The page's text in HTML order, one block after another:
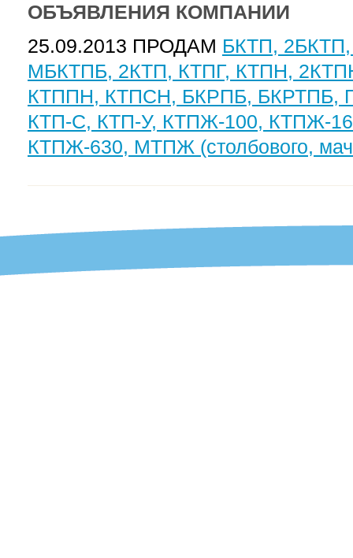
ОБЪЯВЛЕНИЯ КОМПАНИИ
25.09.2013 ПРОДАМ БКТП,
МБКТПБ, 2КТП, КТПГ, КТПН,
КТППН, КТПСН, БКРПБ, БКРТПБ,
КТП-С, КТП-У, КТПЖ-100, КТПЖ-
КТПЖ-630, МТПЖ (столбового,